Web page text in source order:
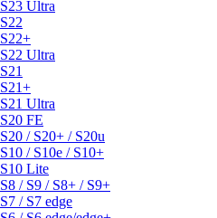
S23 Ultra
S22
S22+
S22 Ultra
S21
S21+
S21 Ultra
S20 FE
S20 / S20+ / S20u
S10 / S10e / S10+
S10 Lite
S8 / S9 / S8+ / S9+
S7 / S7 edge